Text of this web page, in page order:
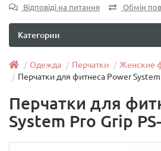
Відповіді на питання
Обмін
Категории
Одежда Перчатки
Женские
Перчатки для фитнеса Power
Перчатки для
System Pro Grip